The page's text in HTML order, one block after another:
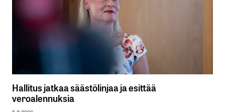
Hallitus jatkaa säästölinjaa ja esittää
veroalennuksia